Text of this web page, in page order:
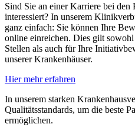
Sind Sie an einer Karriere bei
interessiert? In unserem
ganz einfach: Sie können Ihre
online einreichen. Dies gilt sowohl
Stellen als auch für Ihre
unserer Krankenhäuser.
Hier mehr erfahren
In unserem starken
Qualitätsstandards, um die beste
ermöglichen.